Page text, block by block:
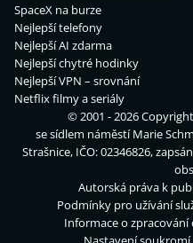
SpaceX na burze
Nejlepší telefony
Nejlepší AI zdarma
Nejlepší chytré hodinky
Nejlepší VPN – srovnání
Netflix filmy a seriály
© 2001 - 2026 Copyright
se sídlem náměstí Marie
Strašnice, IČO: 02346826,
Autorská práva k
Podmínky pro užívání
Informace o